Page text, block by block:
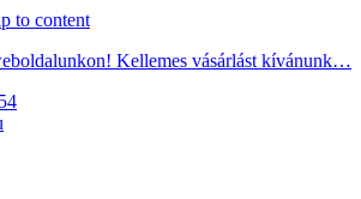
to content
Kellemes vásárlást kívánunk…